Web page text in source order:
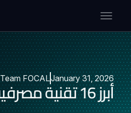
Team FOCALJanuary 31, 2026
أبرز 16 تقنية مصرفية في 2026